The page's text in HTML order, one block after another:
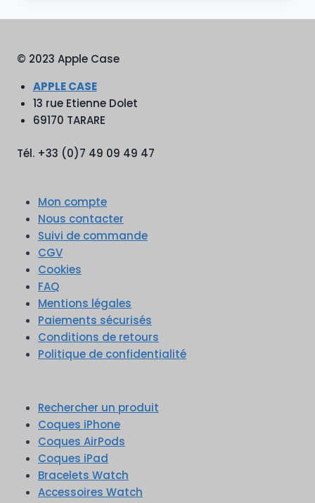
© 2023 Apple Case
APPLE CASE
13 rue Etienne Dolet
69170 TARARE
Tél. +33 (0)7 49 09 49 47
Mon compte
Nous contacter
Suivi de commande
CGV
Cookies
FAQ
Mentions légales
Paiements sécurisés
Conditions de retours
Politique de confidentialité
Rechercher un produit
Coques iPhone
Coques AirPods
Coques iPad
Bracelets Watch
Accessoires Watch